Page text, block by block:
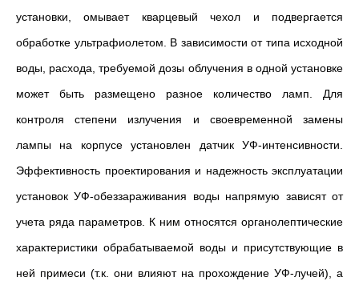
установки, омывает кварцевый чехол и подвергается
обработке ультрафиолетом. В зависимости от типа исходной
воды, расхода, требуемой дозы облучения в одной установке
может быть размещено разное количество ламп. Для
контроля степени излучения и своевременной замены
лампы на корпусе установлен датчик УФ-интенсивности.
Эффективность проектирования и надежность эксплуатации
установок УФ-обеззараживания воды напрямую зависят от
учета ряда параметров. К ним относятся органолептические
характеристики обрабатываемой воды и присутствующие в
ней примеси (т.к. они влияют на прохождение УФ-лучей), а